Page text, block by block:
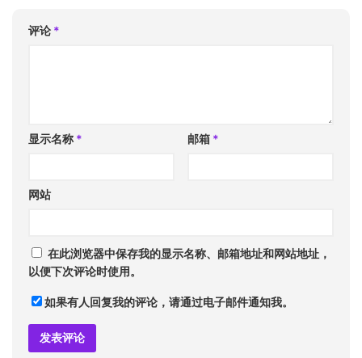
评论 *
显示名称 * 邮箱 *
网站
在此浏览器中保存我的显示名称、邮箱地址和网站地址，
以便下次评论时使用。
如果有人回复我的评论，请通过电子邮件通知我。